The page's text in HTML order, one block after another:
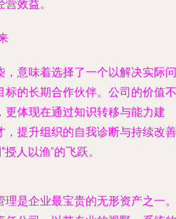
效益。
意味着选择了一个以解决实际问
的长期合作伙伴。公司的价值不
体现在通过知识转移与能力建
提升组织的自我诊断与持续改善
人以渔”的飞跃。
是企业最宝贵的无形资产之一。